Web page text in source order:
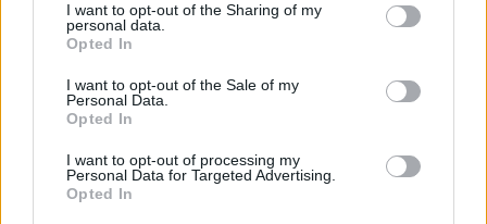
I want to opt-out of the Sharing of my
personal data.
Opted In
I want to opt-out of the Sale of my
Personal Data.
Opted In
I want to opt-out of processing my
Personal Data for Targeted Advertising.
Opted In
Ekte redningsaksjoner på